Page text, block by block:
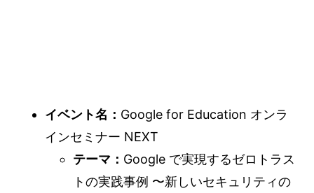
イベント名： Google for Education オンラ
インセミナー NEXT
テーマ： Google で実現するゼロトラス
トの実践事例​​ 〜新しいセキュリティの